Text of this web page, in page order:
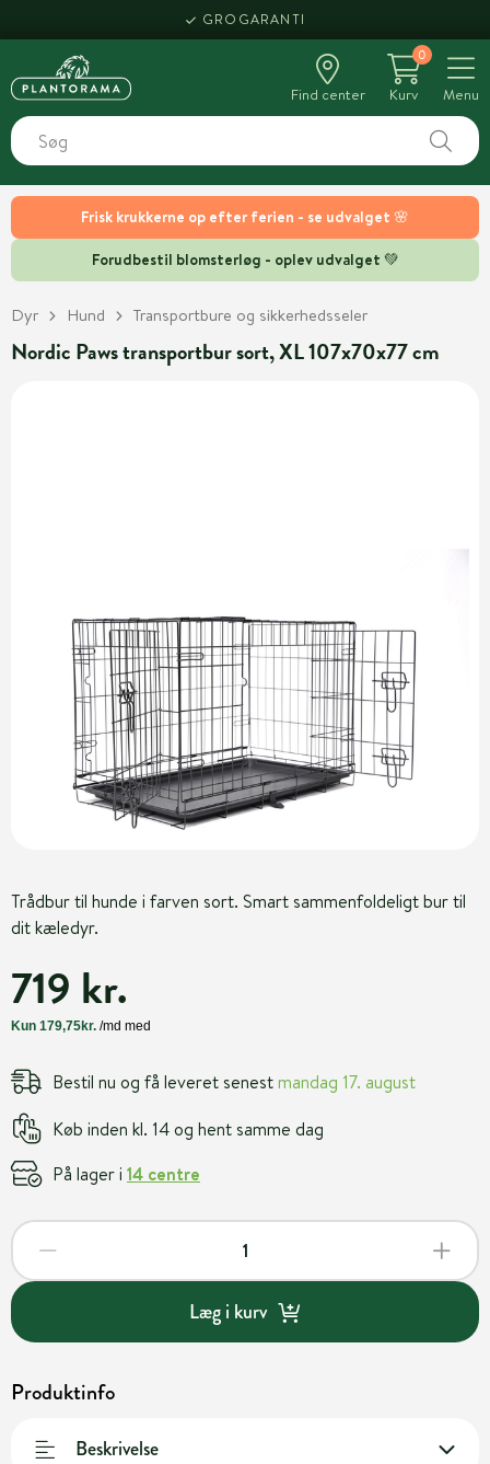
Frisk krukkerne op efter ferien - se udvalget 🌸
Forudbestil blomsterløg - oplev udvalget 💚
GROGARANTI
Find center
0
Kurv
Menu
Dyr Hund Transportbure og sikkerhedsseler
Nordic Paws transportbur sort, XL 107x70x77 cm
Trådbur til hunde i farven sort. Smart sammenfoldeligt bur til
dit kæledyr.
719 kr.
Bestil nu og få leveret senestmandag 17. august
Køb inden kl. 14 og hent samme dag
På lager i 14 centre
Læg i kurv
Produktinfo
Beskrivelse